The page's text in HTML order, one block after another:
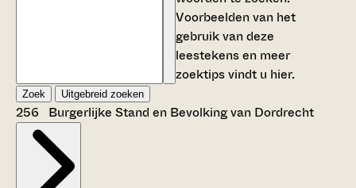
Voorbeelden van het
gebruik van deze
leestekens en meer
zoektips vindt u hier.
Zoek Uitgebreid zoeken
256 Burgerlijke Stand en Bevolking van Dordrecht